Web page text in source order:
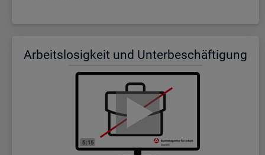
Ar­beits­lo­sig­keit und Un­ter­be­schäf­ti­gung